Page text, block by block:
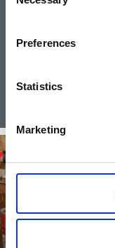
Preferences
Statistics
Marketing
Upplev Vänern
Upplev Tösse
turbåtar som tar dig